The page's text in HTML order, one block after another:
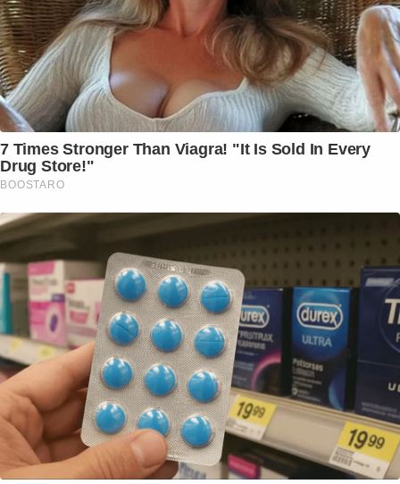
7 Times Stronger Than Viagra! "It Is Sold In Every
Drug Store!"
BOOSTARO